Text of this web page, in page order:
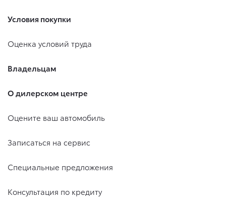
Условия покупки
Оценка условий труда
Владельцам
О дилерском центре
Оцените ваш автомобиль
Записаться на сервис
Специальные предложения
Консультация по кредиту